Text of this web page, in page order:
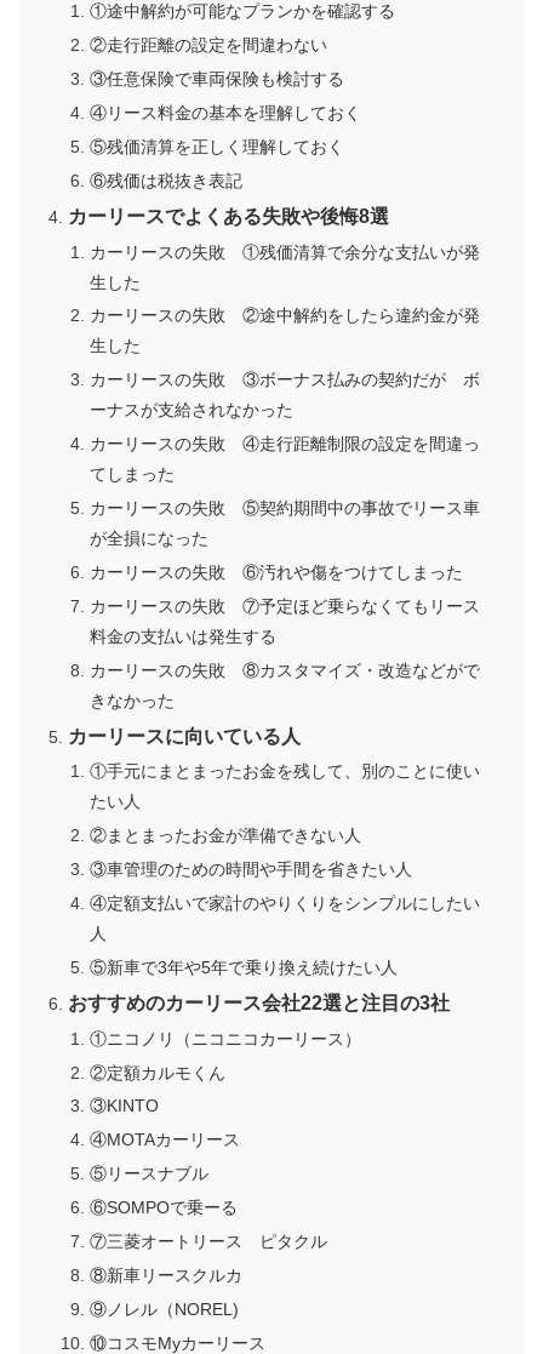
①途中解約が可能なプランかを確認する
②走行距離の設定を間違わない
③任意保険で車両保険も検討する
④リース料金の基本を理解しておく
⑤残価清算を正しく理解しておく
⑥残価は税抜き表記
カーリースでよくある失敗や後悔8選
カーリースの失敗 ①残価清算で余分な支払いが発
生した
カーリースの失敗 ②途中解約をしたら違約金が発
生した
カーリースの失敗 ③ボーナス払みの契約だが ボ
ーナスが支給されなかった
カーリースの失敗 ④走行距離制限の設定を間違っ
てしまった
カーリースの失敗 ⑤契約期間中の事故でリース車
が全損になった
カーリースの失敗 ⑥汚れや傷をつけてしまった
カーリースの失敗 ⑦予定ほど乗らなくてもリース
料金の支払いは発生する
カーリースの失敗 ⑧カスタマイズ・改造などがで
きなかった
カーリースに向いている人
①手元にまとまったお金を残して、別のことに使い
たい人
②まとまったお金が準備できない人
③車管理のための時間や手間を省きたい人
④定額支払いで家計のやりくりをシンプルにしたい
人
⑤新車で3年や5年で乗り換え続けたい人
おすすめのカーリース会社22選と注目の3社
①ニコノリ（ニコニコカーリース）
②定額カルモくん
③KINTO
④MOTAカーリース
⑤リースナブル
⑥SOMPOで乗ーる
⑦三菱オートリース ピタクル
⑧新車リースクルカ
⑨ノレル（NOREL)
⑩コスモMyカーリース